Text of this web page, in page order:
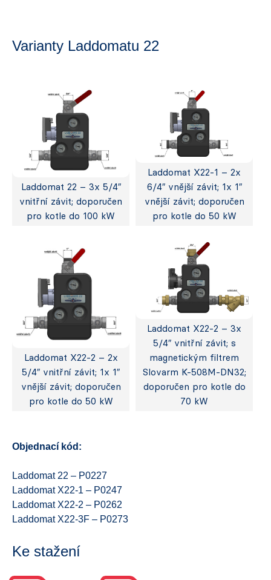
Varianty Laddomatu 22
Laddomat 22 – 3x 5/4″
vnitřní závit; doporučen
pro kotle do 100 kW
Laddomat X22-1 – 2x
6/4″ vnější závit; 1x 1″
vnější závit; doporučen
pro kotle do 50 kW
Laddomat X22-2 – 2x
5/4″ vnitřní závit; 1x 1″
vnější závit; doporučen
pro kotle do 50 kW
Laddomat X22-2 – 3x
5/4″ vnitřní závit; s
magnetickým filtrem
Slovarm K-508M-DN32;
doporučen pro kotle do
70 kW
Objednací kód:
Laddomat 22 – P0227
Laddomat X22-1 – P0247
Laddomat X22-2 – P0262
Laddomat X22-3F – P0273
Ke stažení